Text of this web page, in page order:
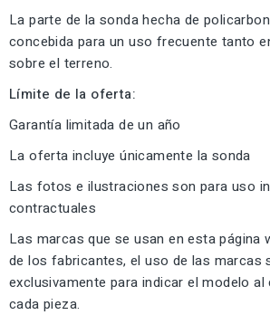
La parte de la sonda hecha de
concebida para un uso frecuente tanto
sobre el terreno.
Límite de la oferta:
Garantía limitada de un año
La oferta incluye únicamente la sonda
Las fotos e ilustraciones son para uso
contractuales
Las marcas que se usan en esta página
de los fabricantes, el uso de las marcas
exclusivamente para indicar el modelo al
cada pieza.